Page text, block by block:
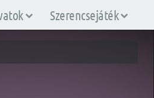
Szerencsejáték